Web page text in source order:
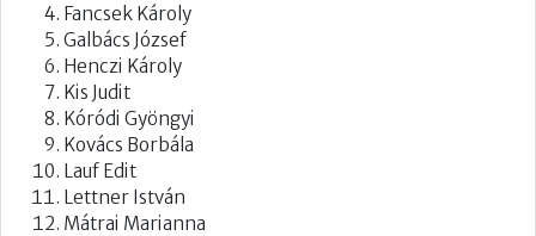
Fancsek Károly
Galbács József
Henczi Károly
Kis Judit
Kóródi Gyöngyi
Kovács Borbála
Lauf Edit
Lettner István
Mátrai Marianna